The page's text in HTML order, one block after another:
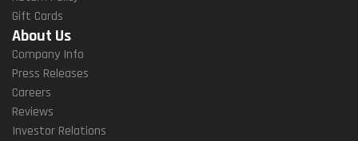
Gift Cards
About Us
Company Info
Press Releases
Careers
Reviews
Investor Relations